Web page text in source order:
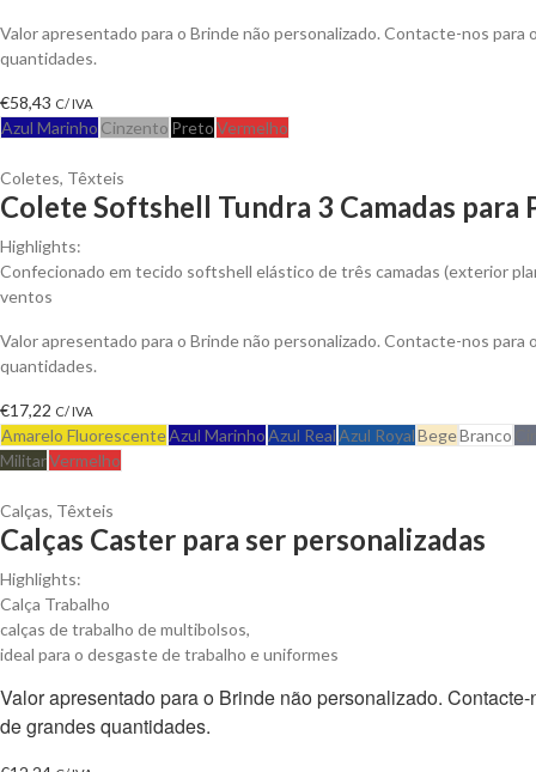
Valor apresentado para o Brinde não personalizado. Contacte-nos
quantidades.
€58,43 C/ IVA
Azul Marinho Cinzento PretoVermelho
Coletes, Têxteis
Colete Softshell Tundra 3 Camadas para
Highlights:
Confecionado em tecido softshell elástico de três camadas (exterior
ventos
Valor apresentado para o Brinde não personalizado. Contacte-nos
quantidades.
€17,22 C/ IVA
Amarelo FluorescenteAzul MarinhoAzul RealAzul RoyalBegeBranco
MilitarVermelho
Calças, Têxteis
Calças Caster para ser personalizadas
Highlights:
Calça Trabalho
calças de trabalho de multibolsos,
ideal para o desgaste de trabalho e uniformes
Valor apresentado para o Brinde não personalizado.
de grandes quantidades.